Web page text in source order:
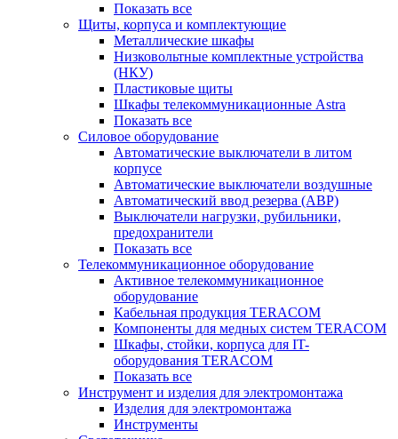
Показать все
Щиты, корпуса и комплектующие
Металлические шкафы
Низковольтные комплектные устройства
(НКУ)
Пластиковые щиты
Шкафы телекоммуникационные Astra
Показать все
Силовое оборудование
Автоматические выключатели в литом
корпусе
Автоматические выключатели воздушные
Автоматический ввод резерва (АВР)
Выключатели нагрузки, рубильники,
предохранители
Показать все
Телекоммуникационное оборудование
Активное телекоммуникационное
оборудование
Кабельная продукция TERACOM
Компоненты для медных систем TERACOM
Шкафы, стойки, корпуса для IT-
оборудования TERACOM
Показать все
Инструмент и изделия для электромонтажа
Изделия для электромонтажа
Инструменты